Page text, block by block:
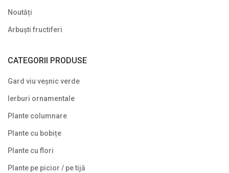
Plante cu frunze albastre/ argintii
Plante cu frunze galbene/ portocalii
Plante cu frunze în două culori
Noutăți
Arbuști fructiferi
CATEGORII PRODUSE
Gard viu veșnic verde
Ierburi ornamentale
Plante columnare
Plante cu bobițe
Plante cu flori
Plante pe picior / pe tijă